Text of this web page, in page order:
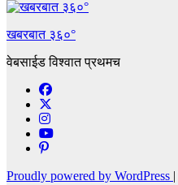
खबरबात ३६०°
वेबसाईड विश्वात प्रथमच
Proudly powered by WordPress |